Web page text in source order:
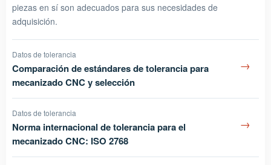
piezas en sí son adecuados para sus necesidades de
adquisición.
Datos de tolerancia
Comparación de estándares de tolerancia para
mecanizado CNC y selección
→
Datos de tolerancia
Norma internacional de tolerancia para el
mecanizado CNC: ISO 2768
→